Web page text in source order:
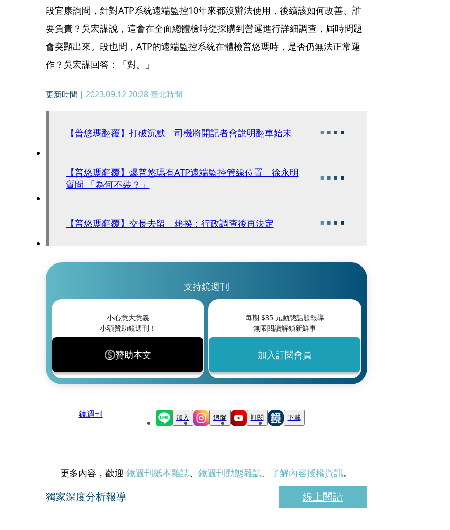
段宜康詢問，針對ATP系統遠端監控10年來都沒辦法使用，後續該如何改善、誰
要負責？吳宏謀說，這會在全面總體檢時從採購到營運進行詳細調查，屆時問題
會突顯出來。段也問，ATP的遠端監控系統在體檢普悠瑪時，是否仍無法正常運
作？吳宏謀回答：「對。」
更新時間｜ 2023.09.12 20:28臺北時間
【普悠瑪翻覆】打破沉默 司機將開記者會說明翻車始末
【普悠瑪翻覆】爆普悠瑪有ATP遠端監控管線位置 徐永明
質問 「為何不裝？」
【普悠瑪翻覆】交長去留 賴揆：行政調查後再決定
支持鏡週刊
小心意大意義
小額贊助鏡週刊！
贊助本文
每期 $35元動態話題報導
無限閱讀解鎖新鮮事
加入訂閱會員
鏡週刊 加入 追蹤 訂閱 下載
更多內容，歡迎 鏡週刊紙本雜誌、 鏡週刊動態雜誌、 了解內容授權資訊。
獨家深度分析報導 線上閱讀